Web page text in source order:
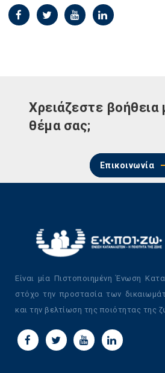
Χρειάζεστε βοήθεια
θέμα σας;
Επικοινωνία
Είναι μία Πιστοποιημένη Ένωση
στόχο την προστασία των
και την βελτίωση της ποιότητας της